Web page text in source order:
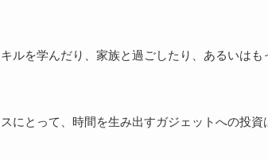
ルを学んだり、家族と過ごしたり、あるいは
スにとって、時間を生み出すガジェットへの投